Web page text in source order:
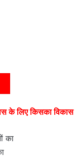
के लिए किसका
का